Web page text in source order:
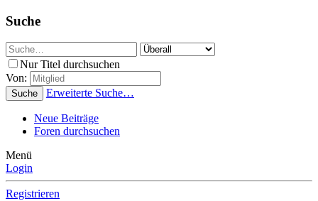
Suche
Nur Titel durchsuchen
Von:
Suche Erweiterte Suche…
Neue Beiträge
Foren durchsuchen
Menü
Login
Registrieren